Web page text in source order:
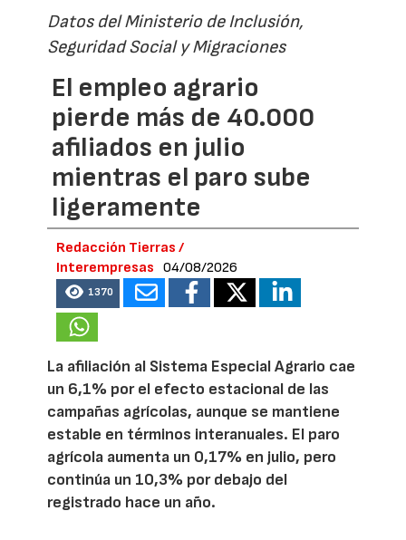
Datos del Ministerio de Inclusión,
Seguridad Social y Migraciones
El empleo agrario
pierde más de 40.000
afiliados en julio
mientras el paro sube
ligeramente
Redacción Tierras /
Interempresas
04/08/2026
1370
La afiliación al Sistema Especial Agrario cae
un 6,1% por el efecto estacional de las
campañas agrícolas, aunque se mantiene
estable en términos interanuales. El paro
agrícola aumenta un 0,17% en julio, pero
continúa un 10,3% por debajo del
registrado hace un año.